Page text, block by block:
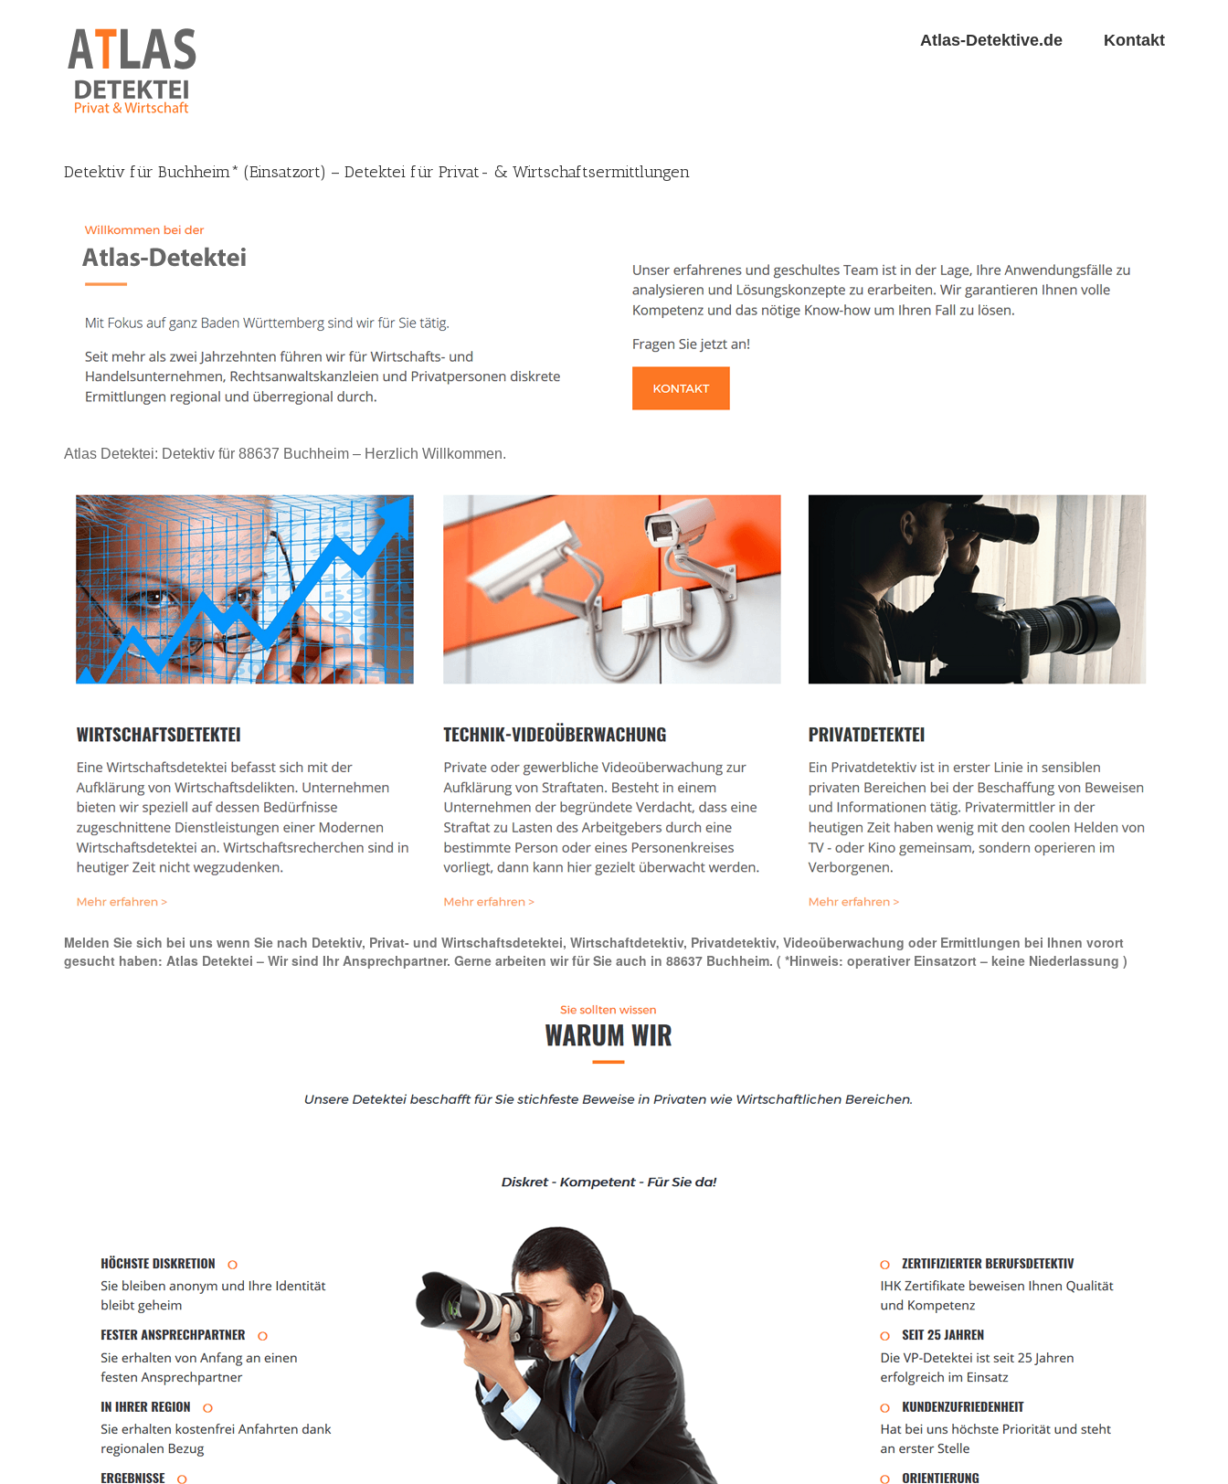
Atlas-Detektive.de Kontakt
Detektiv für Buchheim* (Einsatzort) – Detektei für Privat- & Wirtschaftsermittlungen
Atlas Detektei: Detektiv für 88637 Buchheim – Herzlich Willkommen.
Melden Sie sich bei uns wenn Sie nach Detektiv, Privat- und Wirtschaftsdetektei, Wirtschaftdetektiv, Privatdetektiv, Videoüberwachung oder Ermittlungen bei Ihnen vorort
gesucht haben: Atlas Detektei – Wir sind Ihr Ansprechpartner. Gerne arbeiten wir für Sie auch in 88637 Buchheim. ( *Hinweis: operativer Einsatzort – keine Niederlassung )